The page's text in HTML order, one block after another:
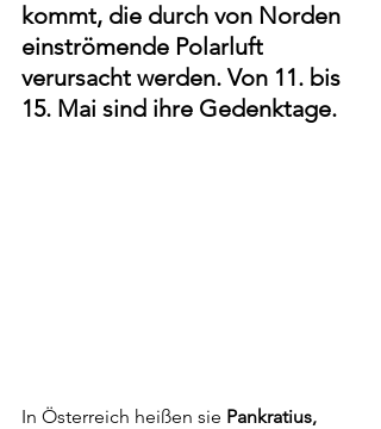
kommt, die durch von Norden
einströmende Polarluft
verursacht werden. Von 11. bis
15. Mai sind ihre Gedenktage.
In Österreich heißen sie Pankratius,